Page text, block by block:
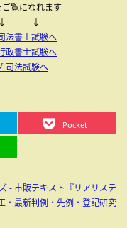
覧になれます
↓
Pocket
- 市販テキスト『リアリステ
・最新判例・先例・登記研究